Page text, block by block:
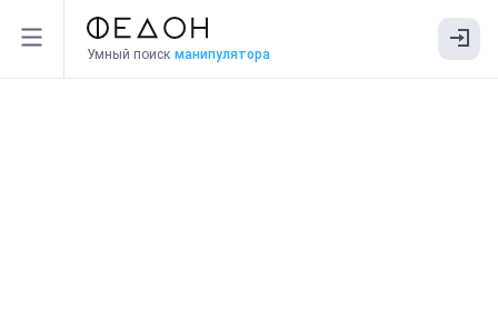
Умный поиск манипулятора